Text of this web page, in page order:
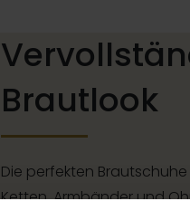
Brautlook
Die perfekten
Ketten, Armbänder und